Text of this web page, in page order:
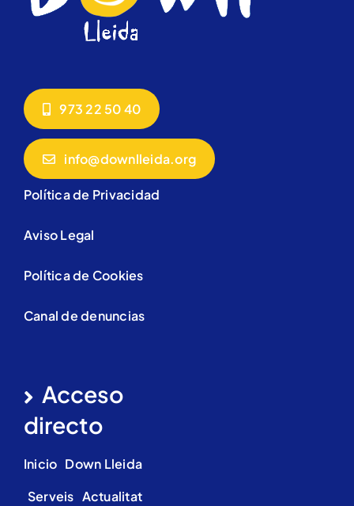
973 22 50 40
info@downlleida.org
Política de Privacidad
Aviso Legal
Política de Cookies
Canal de denuncias
Acceso
directo
Inicio Down Lleida
Serveis Actualitat